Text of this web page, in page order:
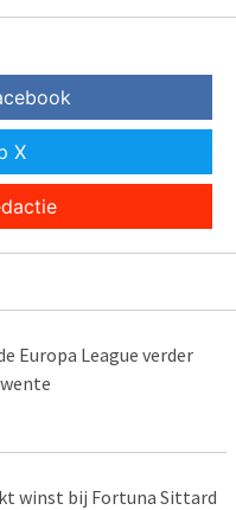
X
Europa League verder
winst bij Fortuna Sittard